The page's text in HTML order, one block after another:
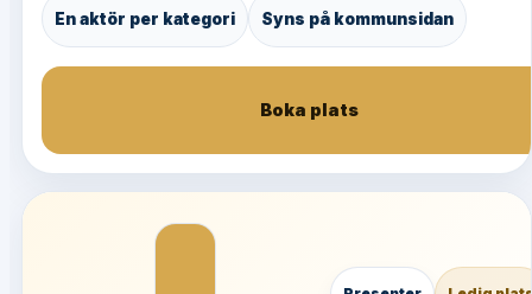
En aktör per kategori Syns på kommunsidan
Boka plats